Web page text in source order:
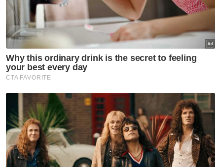
Artikel Disyorkan
Pulau Redang: Kerajaan negeri
panggil pengusaha bot, resort
Terengganu
Enam bulan berjauhan, tak
sangka anak pulang sebagai
jenazah - Bapa